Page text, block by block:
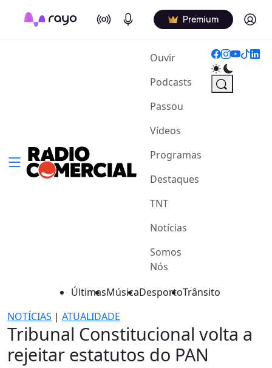
On Air Podcasts Premium Log in
Ouvir(current)
Podcasts
Passou
Vídeos
Programas
Destaques
TNT
Notícias
Somos
Nós
ÚltimasMúsicaDesportoTrânsito
NOTÍCIAS | ATUALIDADE
Tribunal Constitucional volta a
rejeitar estatutos do PAN